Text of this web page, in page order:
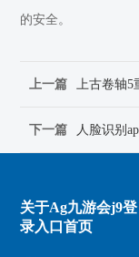
的安全。
上一篇
下一篇
关于Ag九游会j9登
录入口首页